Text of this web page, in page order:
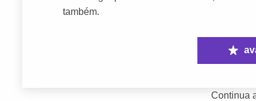
também.
Continua